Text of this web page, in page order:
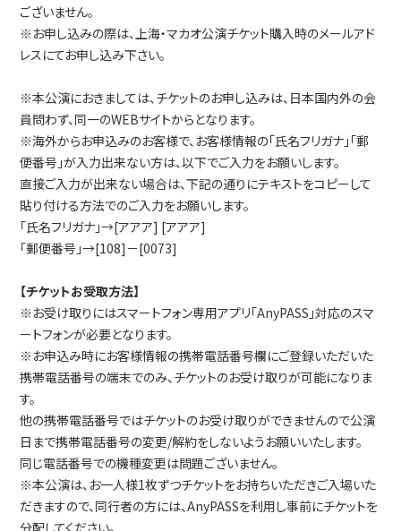
ございません。
※お申し込みの際は、上海・マカオ公演チケット購入時のメールアド
レスにてお申し込み下さい。
※本公演におきましては、チケットのお申し込みは、日本国内外の会
員問わず、同一のWEBサイトからとなります。
※海外からお申込みのお客様で、お客様情報の「氏名フリガナ」「郵
便番号」が入力出来ない方は、以下でご入力をお願いします。
直接ご入力が出来ない場合は、下記の通りにテキストをコピーして
貼り付ける方法でのご入力をお願いします。
「氏名フリガナ」→[アアア] [アアア]
「郵便番号」→[108]－[0073]
【チケットお受取方法】
※お受け取りにはスマートフォン専用アプリ「AnyPASS」対応のスマ
ートフォンが必要となります。
※お申込み時にお客様情報の携帯電話番号欄にご登録いただいた
携帯電話番号の端末でのみ、チケットのお受け取りが可能になりま
す。
他の携帯電話番号ではチケットのお受け取りができませんので公演
日まで携帯電話番号の変更/解約をしないようお願いいたします。
同じ電話番号での機種変更は問題ございません。
※本公演は、お一人様1枚ずつチケットをお持ちいただきご入場いた
だきますので、同行者の方には、AnyPASSを利用し事前にチケットを
分配してください。